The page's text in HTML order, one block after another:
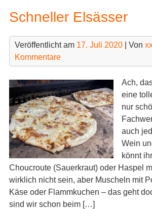
Schneller Elsässer
Veröffentlicht am 17. Juli 2020| Von
Kommentare
Ach,
eine
nur
auch
Wein
könnt
Choucroute (Sauerkraut) oder Haspel
wirklich nicht sein, aber Muscheln mit
Käse oder Flammkuchen – das geht
sind wir schon beim […]